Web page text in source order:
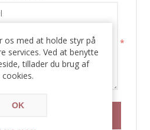
*
os med at holde styr på
services. Ved at benytte
tillader du brug af
cookies.
OK